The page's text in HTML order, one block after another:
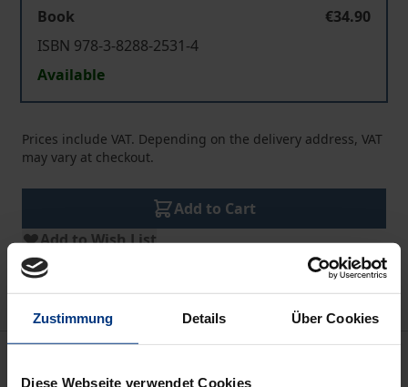
Zustimmung Details Über Cookies
Diese Webseite verwendet Cookies
Book
€34.90
ISBN 978-3-8288-2531-4
Available
Prices include VAT. Depending on the delivery address, VAT
may vary at checkout.
Add to Cart
Add to Wish List
Delivery cost notice